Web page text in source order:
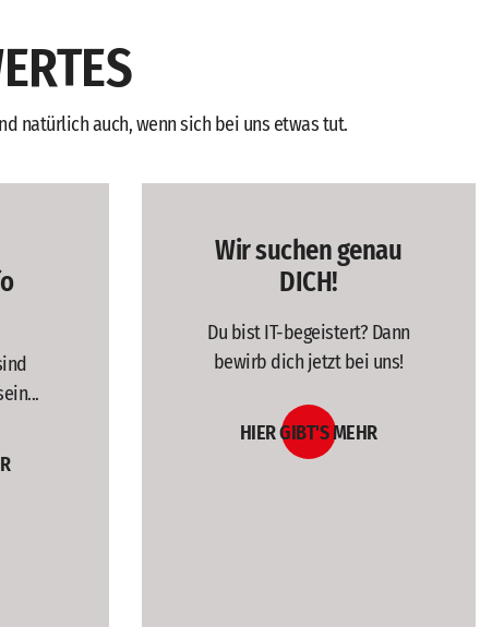
natürlich auch, wenn sich bei uns etwas tut.
Wir suchen genau
DICH!
Du bist IT-begeistert? Dann
bewirb dich jetzt bei uns!
HIER GIBT'S MEHR